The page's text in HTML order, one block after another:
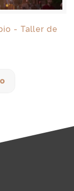
- Taller de